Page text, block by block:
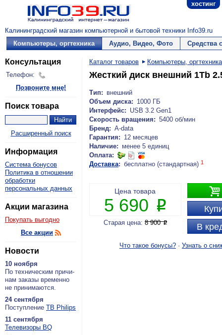
хостинг
Калининградский магазин компьютерной и бытовой техники Info39.ru
Компьютеры, оргтехника
Аудио, Видео, Фото Средства
Консультация
Телефон:
Позвоните мне!
Поиск товара
Расширенный поиск
Информация
Система бонусов
Политика в отношении
обработки
персональных данных
Акции магазина
Покупать выгодно
Все акции
Новости
10 ноября
По тех­ни­че­ским при­чи­
нам за­ка­зы вре­мен­но
не при­ни­ма­ют­ся.
24 сентября
По­ступ­ле­ние ТВ Philips
11 сентября
Теле­ви­зо­ры BQ
Каталог товаров Компьютеры, оргтехника
Жесткий диск внешний 1Tb
Тип: внешний
Объем диска: 1000 ГБ
Интерфейс: USB 3.2 Gen1
Скорость вращения: 5400 об/мин
Бренд: A-data
Гарантия: 12 месяцев
Наличие: менее 5 единиц
Оплата:
Доставка: бесплатно (стандартная) 1

В
Цена товара
5 690 P
Старая цена: 8 900P
Что такое бонусы? · Узнать о